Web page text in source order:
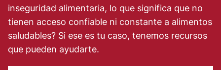
inseguridad alimentaria, lo que significa que no
tienen acceso confiable ni constante a alimentos
saludables? Si ese es tu caso, tenemos recursos
que pueden ayudarte.